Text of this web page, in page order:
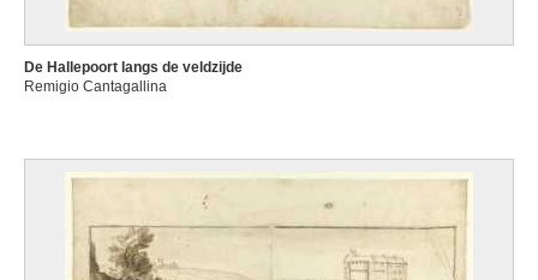
De Hallepoort langs de veldzijde
Remigio Cantagallina